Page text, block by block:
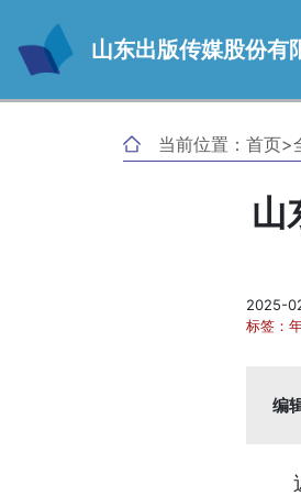
山东出版传媒股份有
当前位置：首页>
山
2025-
标签：
编